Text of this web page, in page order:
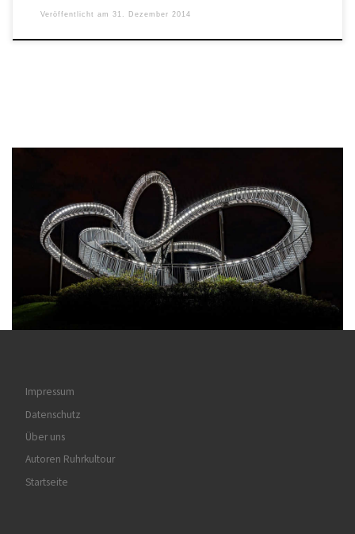
Veröffentlicht am 31. Dezember 2014
Impressum
Datenschutz
Über uns
Autoren Ruhrkultour
Startseite